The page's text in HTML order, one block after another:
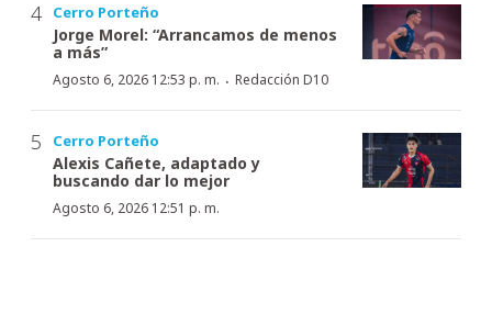
Cerro Porteño
Jorge Morel: “Arrancamos de menos
a más”
Agosto 6, 2026 12:53 p. m. · Redacción D10
Cerro Porteño
Alexis Cañete, adaptado y
buscando dar lo mejor
Agosto 6, 2026 12:51 p. m.